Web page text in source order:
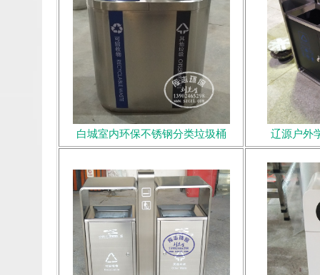
白城室内环保不锈钢分类垃圾桶 辽源户外